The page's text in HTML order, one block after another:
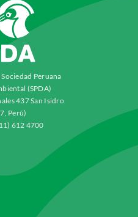
Peruana
(SPDA)
437 San Isidro
Perú)
612 4700